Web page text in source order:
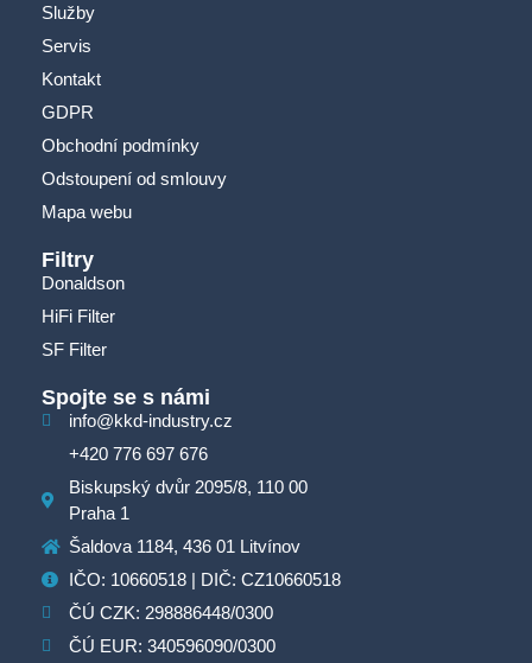
Služby
Servis
Kontakt
GDPR
Obchodní podmínky
Odstoupení od smlouvy
Mapa webu
Filtry
Donaldson
HiFi Filter
SF Filter
Spojte se s námi
info@kkd-industry.cz
+420 776 697 676
Biskupský dvůr 2095/8, 110 00
Praha 1
Šaldova 1184, 436 01 Litvínov
IČO: 10660518 | DIČ: CZ10660518
ČÚ CZK: 298886448/0300
ČÚ EUR: 340596090/0300